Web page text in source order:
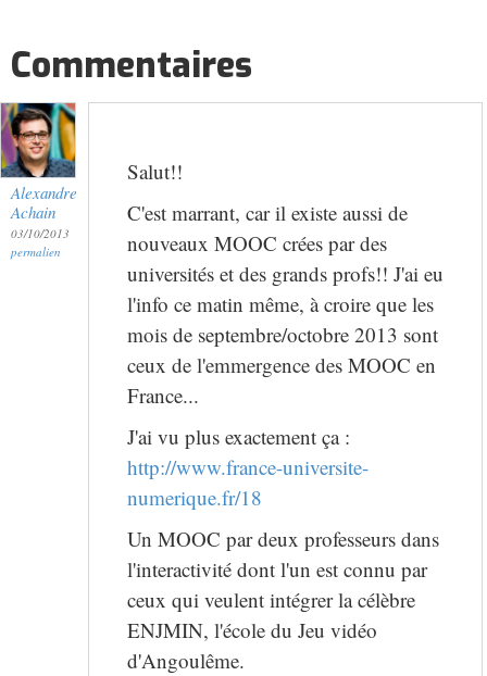
Commentaires
Alexandre
Achain
03/10/2013
permalien
Salut!!
C'est marrant, car il existe aussi de
nouveaux MOOC crées par des
universités et des grands profs!! J'ai eu
l'info ce matin même, à croire que les
mois de septembre/octobre 2013 sont
ceux de l'emmergence des MOOC en
France...
J'ai vu plus exactement ça :
http://www.france-universite-
numerique.fr/18
Un MOOC par deux professeurs dans
l'interactivité dont l'un est connu par
ceux qui veulent intégrer la célèbre
ENJMIN, l'école du Jeu vidéo
d'Angoulême.